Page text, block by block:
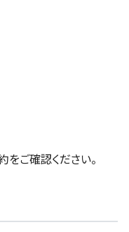
ご確認ください。